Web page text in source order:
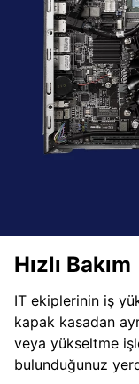
Hızlı Bakım
IT ekiplerinin iş
kapak kasadan
veya yükseltme
bulunduğunuz